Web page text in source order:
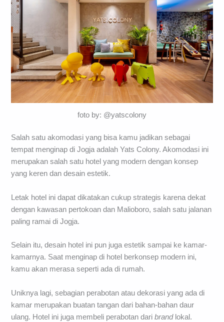
foto by: @yatscolony
Salah satu akomodasi yang bisa kamu jadikan sebagai
tempat menginap di Jogja adalah Yats Colony. Akomodasi ini
merupakan salah satu hotel yang modern dengan konsep
yang keren dan desain estetik.
Letak hotel ini dapat dikatakan cukup strategis karena dekat
dengan kawasan pertokoan dan Malioboro, salah satu jalanan
paling ramai di Jogja.
Selain itu, desain hotel ini pun juga estetik sampai ke kamar-
kamarnya. Saat menginap di hotel berkonsep modern ini,
kamu akan merasa seperti ada di rumah.
Uniknya lagi, sebagian perabotan atau dekorasi yang ada di
kamar merupakan buatan tangan dari bahan-bahan daur
ulang. Hotel ini juga membeli perabotan daribrand lokal.